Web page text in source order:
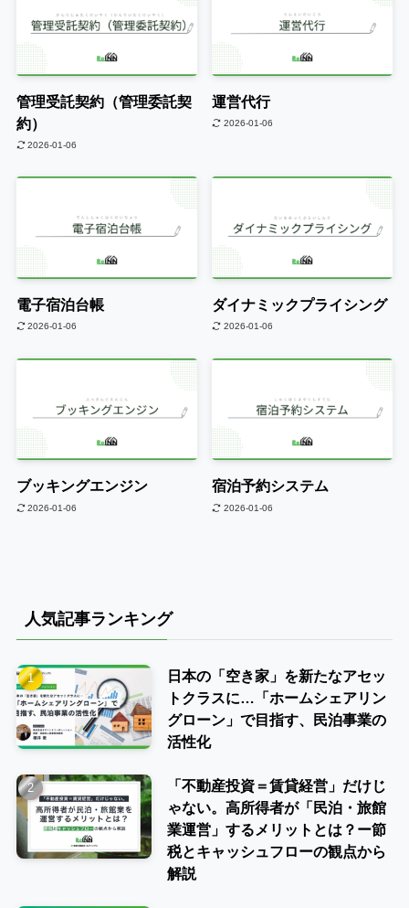
管理受託契約（管理委託契
約）
2026-01-06
運営代行
2026-01-06
電子宿泊台帳
2026-01-06
ダイナミックプライシング
2026-01-06
ブッキングエンジン
2026-01-06
宿泊予約システム
2026-01-06
人気記事ランキング
日本の「空き家」を新たなアセッ
トクラスに…「ホームシェアリン
グローン」で目指す、民泊事業の
活性化
「不動産投資＝賃貸経営」だけじ
ゃない。高所得者が「民泊・旅館
業運営」するメリットとは？ー節
税とキャッシュフローの観点から
解説